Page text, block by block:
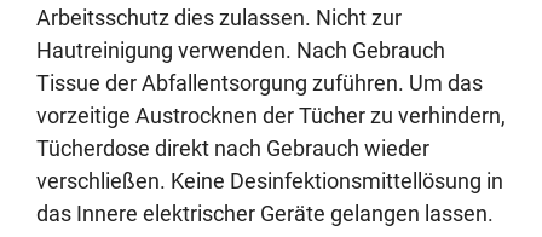
Arbeitsschutz dies zulassen. Nicht zur
Hautreinigung verwenden. Nach Gebrauch
Tissue der Abfallentsorgung zuführen. Um das
vorzeitige Austrocknen der Tücher zu verhindern,
Tücherdose direkt nach Gebrauch wieder
verschließen. Keine Desinfektionsmittellösung in
das Innere elektrischer Geräte gelangen lassen.